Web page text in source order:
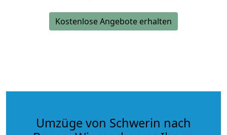
Kostenlose Angebote erhalten
Umzüge von Schwerin nach